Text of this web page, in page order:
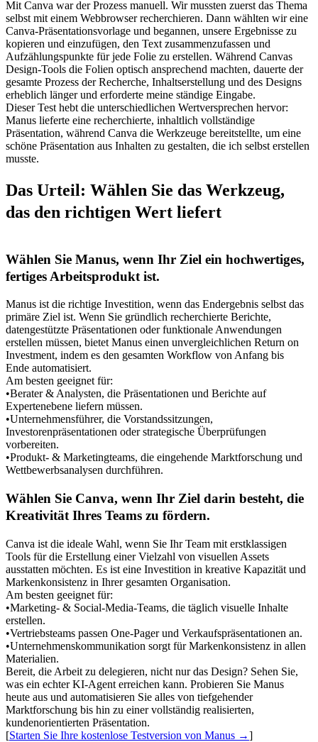
Mit Canva war der Prozess manuell. Wir mussten zuerst das Thema
selbst mit einem Webbrowser recherchieren. Dann wählten wir eine
Canva-Präsentationsvorlage und begannen, unsere Ergebnisse zu
kopieren und einzufügen, den Text zusammenzufassen und
Aufzählungspunkte für jede Folie zu erstellen. Während Canvas
Design-Tools die Folien optisch ansprechend machten, dauerte der
gesamte Prozess der Recherche, Inhaltserstellung und des Designs
erheblich länger und erforderte meine ständige Eingabe.
Dieser Test hebt die unterschiedlichen Wertversprechen hervor:
Manus lieferte eine recherchierte, inhaltlich vollständige
Präsentation, während Canva die Werkzeuge bereitstellte, um eine
schöne Präsentation aus Inhalten zu gestalten, die ich selbst erstellen
musste.
Das Urteil: Wählen Sie das Werkzeug,
das den richtigen Wert liefert
Wählen Sie Manus, wenn Ihr Ziel ein hochwertiges,
fertiges Arbeitsprodukt ist.
Manus ist die richtige Investition, wenn das Endergebnis selbst das
primäre Ziel ist. Wenn Sie gründlich recherchierte Berichte,
datengestützte Präsentationen oder funktionale Anwendungen
erstellen müssen, bietet Manus einen unvergleichlichen Return on
Investment, indem es den gesamten Workflow von Anfang bis
Ende automatisiert.
Am besten geeignet für:
•Berater & Analysten, die Präsentationen und Berichte auf
Expertenebene liefern müssen.
•Unternehmensführer, die Vorstandssitzungen,
Investorenpräsentationen oder strategische Überprüfungen
vorbereiten.
•Produkt- & Marketingteams, die eingehende Marktforschung und
Wettbewerbsanalysen durchführen.
Wählen Sie Canva, wenn Ihr Ziel darin besteht, die
Kreativität Ihres Teams zu fördern.
Canva ist die ideale Wahl, wenn Sie Ihr Team mit erstklassigen
Tools für die Erstellung einer Vielzahl von visuellen Assets
ausstatten möchten. Es ist eine Investition in kreative Kapazität und
Markenkonsistenz in Ihrer gesamten Organisation.
Am besten geeignet für:
•Marketing- & Social-Media-Teams, die täglich visuelle Inhalte
erstellen.
•Vertriebsteams passen One-Pager und Verkaufspräsentationen an.
•Unternehmenskommunikation sorgt für Markenkonsistenz in allen
Materialien.
Bereit, die Arbeit zu delegieren, nicht nur das Design? Sehen Sie,
was ein echter KI-Agent erreichen kann. Probieren Sie Manus
heute aus und automatisieren Sie alles von tiefgehender
Marktforschung bis hin zu einer vollständig realisierten,
kundenorientierten Präsentation.
[Starten Sie Ihre kostenlose Testversion von Manus →]